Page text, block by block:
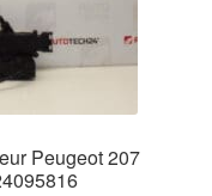
Peugeot 207